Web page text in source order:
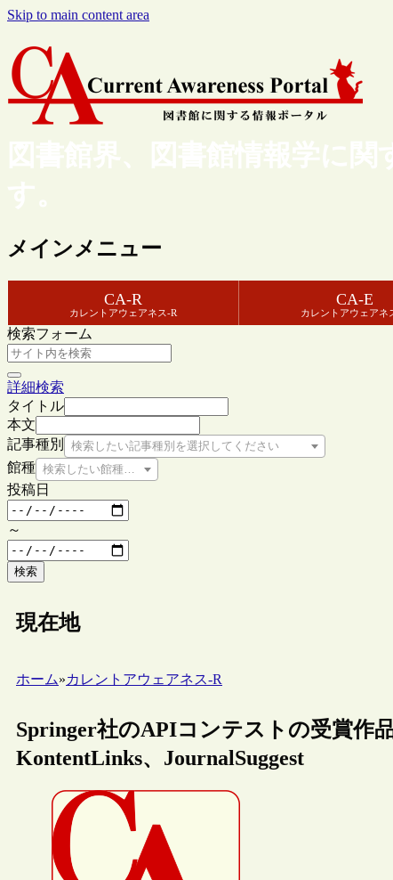
Skip to main content area
図書館界、図書館情報学に
す。
メインメニュー
CA-R
カレントアウェアネス-R
CA-E
カレントアウェアネ
検索フォーム
詳細検索
タイトル
本文
記事種別
検索したい記事種別を選択してください
館種 検索したい館種を選択してください
投稿日
～
検索
現在地
ホーム»カレントアウェアネス-R
Springer社のAPIコンテストの受賞作
KontentLinks、JournalSuggest